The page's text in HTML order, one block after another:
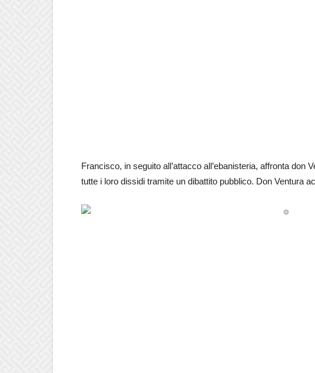
Francisco, in seguito all’attacco all’ebanisteria, affronta don
tutte i loro dissidi tramite un dibattito pubblico. Don Ventura